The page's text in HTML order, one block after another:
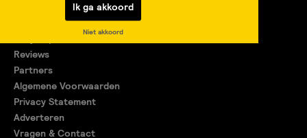
Editio Producties
Ik ga akkoord
Niet akkoord
Reviews
Partners
Algemene Voorwaarden
Privacy Statement
Adverteren
Vragen & Contact